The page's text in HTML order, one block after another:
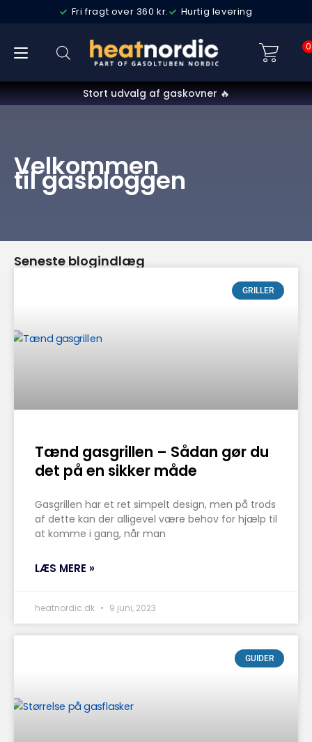
Fri fragt over 360 kr. Hurtig levering
0
Stort udvalg af gaskovner 🔥
Velkommen
til gasbloggen
Seneste blogindlæg
GRILLER
Tænd gasgrillen – Sådan gør du
det på en sikker måde
Gasgrillen har et ret simpelt design, men på trods
af dette kan der alligevel være behov for hjælp til
at komme i gang, når man
LÆS MERE »
heatnordic.dk 9 juni, 2023
GUIDER